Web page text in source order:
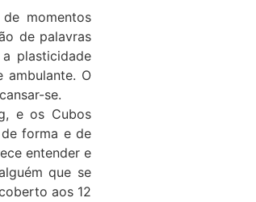
momentos
de palavras
plasticidade
ambulante. O
se.
e os Cubos
forma e de
entender e
que se
aos 12